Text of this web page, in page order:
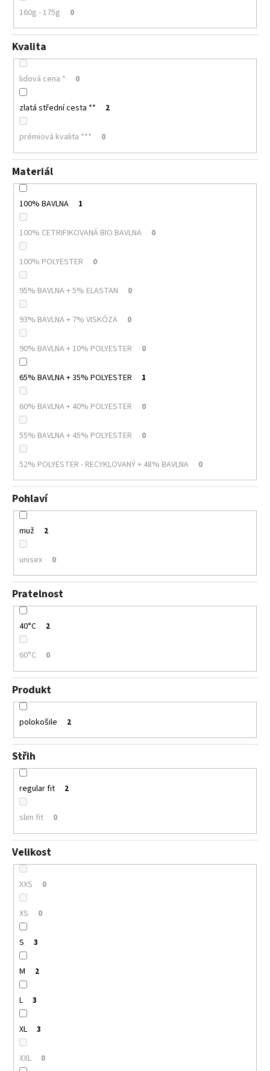
160g - 175g 0
Kvalita
lidová cena * 0
zlatá střední cesta ** 2
prémiová kvalita *** 0
Materiál
100% BAVLNA 1
100% CETRIFIKOVANÁ BIO BAVLNA 0
100% POLYESTER 0
95% BAVLNA + 5% ELASTAN 0
93% BAVLNA + 7% VISKÓZA 0
90% BAVLNA + 10% POLYESTER 0
65% BAVLNA + 35% POLYESTER 1
60% BAVLNA + 40% POLYESTER 0
55% BAVLNA + 45% POLYESTER 0
52% POLYESTER - RECYKLOVANÝ + 48% BAVLNA 0
Pohlaví
muž 2
unisex 0
Pratelnost
40°C 2
60°C 0
Produkt
polokošile 2
Střih
regular fit 2
slim fit 0
Velikost
XXS 0
XS 0
S 3
M 2
L 3
XL 3
XXL 0